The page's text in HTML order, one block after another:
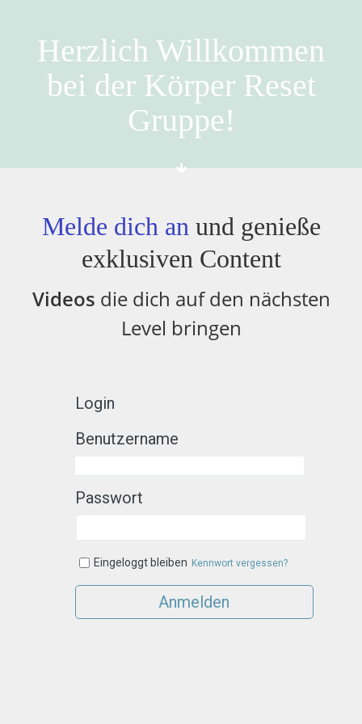
Herzlich Willkommen
bei der Körper Reset
Gruppe!
Melde dich an und genieße
exklusiven Content
Videos die dich auf den nächsten
Level bringen
Login
Benutzername
Passwort
Eingeloggt bleiben Kennwort vergessen?
Anmelden